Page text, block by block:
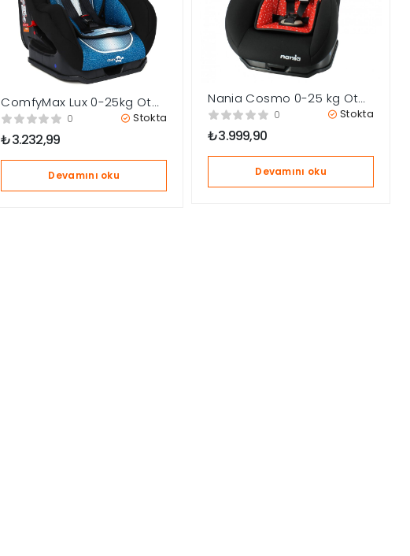
ComfyMax Lux 0-25kg Oto
Koltuğu – Skyline Blue
0 Stokta
₺3.232,99
Devamını oku
Nania Cosmo 0-25 kg Oto
Koltuğu – Star Red
0 Stokta
₺3.999,90
Devamını oku